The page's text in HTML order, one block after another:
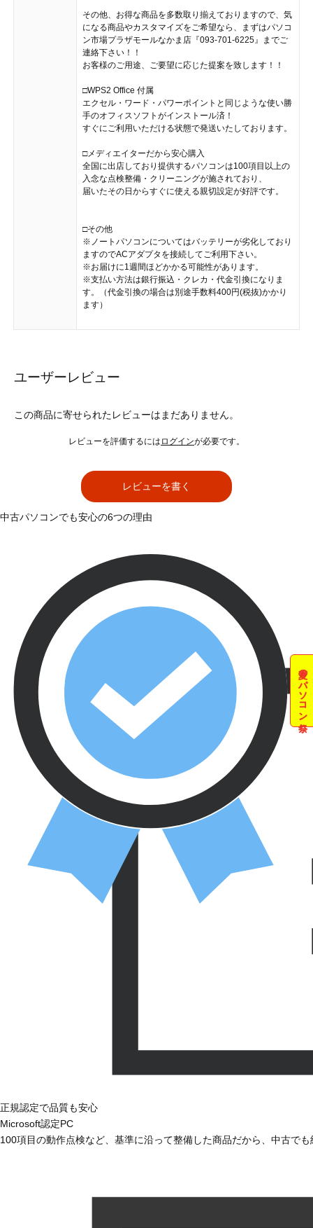
その他、お得な商品を多数取り揃えておりますので、気
になる商品やカスタマイズをご希望なら、まずはパソコ
ン市場プラザモールなかま店『093-701-6225』までご
連絡下さい！！
お客様のご用途、ご要望に応じた提案を致します！！
□WPS2 Office 付属
エクセル・ワード・パワーポイントと同じような使い勝
手のオフィスソフトがインストール済！
すぐにご利用いただける状態で発送いたしております。
□メディエイターだから安心購入
全国に出店しており提供するパソコンは100項目以上の
入念な点検整備・クリーニングが施されており、
届いたその日からすぐに使える親切設定が好評です。
□その他
※ノートパソコンについてはバッテリーが劣化しており
ますのでACアダプタを接続してご利用下さい。
※お届けに1週間ほどかかる可能性があります。
※支払い方法は銀行振込・クレカ・代金引換になりま
す。（代金引換の場合は別途手数料400円(税抜)かかり
ます）
ユーザーレビュー
この商品に寄せられたレビューはまだありません。
レビューを評価するには ログインが必要です。
レビューを書く
夏のパソコン祭
中古パソコンでも安心の6つの理由
正規認定で品質も安心
Microsoft認定PC
100項目の動作点検など、基準に沿って整備した商品だから、中古で